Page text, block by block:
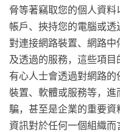
脅等著竊取您的個人資
帳戶、挾持您的電腦或
對連接網路裝置、網路
及透過的服務，這些項目
有心人士會透過對網路
裝置、軟體或服務等，
騙，甚至是企業的重要資
資訊對於任何一個組織